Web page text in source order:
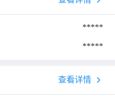
*****
*****
查看详情